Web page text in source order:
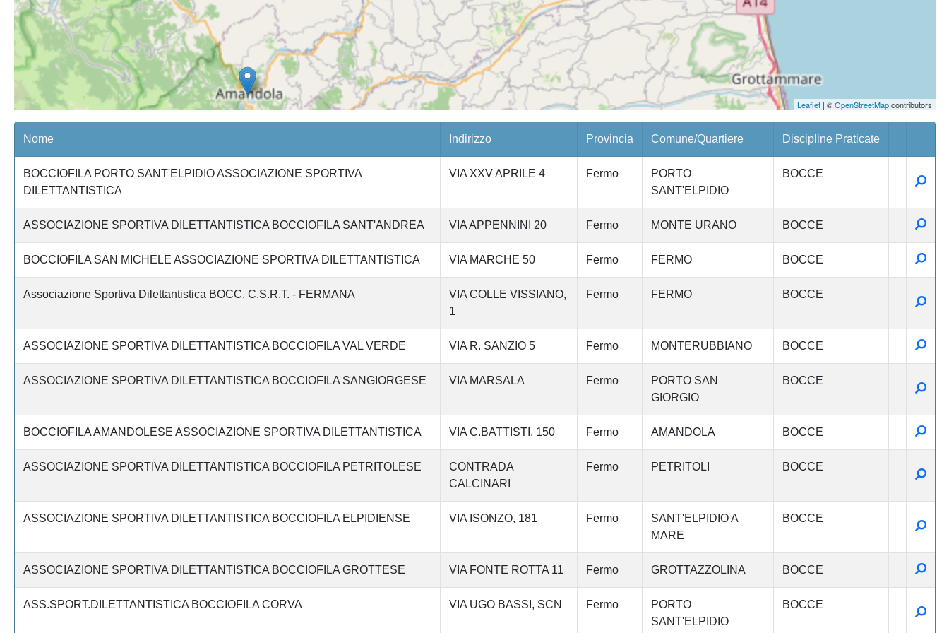
Leaflet| ©OpenStreetMapcontributors
Nome Indirizzo Provincia Comune/Quartiere Discipline Praticate
BOCCIOFILA PORTO SANT'ELPIDIO ASSOCIAZIONE SPORTIVA
DILETTANTISTICA
VIA XXV APRILE 4 Fermo
PORTO
SANT'ELPIDIO
BOCCE
ASSOCIAZIONE SPORTIVA DILETTANTISTICA BOCCIOFILA SANT'ANDREA VIA APPENNINI 20 Fermo MONTE URANO BOCCE
BOCCIOFILA SAN MICHELE ASSOCIAZIONE SPORTIVA DILETTANTISTICA VIA MARCHE 50 Fermo FERMO BOCCE
Associazione Sportiva Dilettantistica BOCC. C.S.R.T. - FERMANA
VIA COLLE VISSIANO,
1
Fermo FERMO BOCCE
ASSOCIAZIONE SPORTIVA DILETTANTISTICA BOCCIOFILA VAL VERDE VIA R. SANZIO 5 Fermo MONTERUBBIANO BOCCE
ASSOCIAZIONE SPORTIVA DILETTANTISTICA BOCCIOFILA SANGIORGESE VIA MARSALA Fermo
PORTO SAN
GIORGIO
BOCCE
BOCCIOFILA AMANDOLESE ASSOCIAZIONE SPORTIVA DILETTANTISTICA VIA C.BATTISTI, 150 Fermo AMANDOLA BOCCE
ASSOCIAZIONE SPORTIVA DILETTANTISTICA BOCCIOFILA PETRITOLESE
CONTRADA
CALCINARI
Fermo PETRITOLI BOCCE
ASSOCIAZIONE SPORTIVA DILETTANTISTICA BOCCIOFILA ELPIDIENSE VIA ISONZO, 181 Fermo
SANT'ELPIDIO A
MARE
BOCCE
ASSOCIAZIONE SPORTIVA DILETTANTISTICA BOCCIOFILA GROTTESE VIA FONTE ROTTA 11 Fermo GROTTAZZOLINA BOCCE
ASS.SPORT.DILETTANTISTICA BOCCIOFILA CORVA VIA UGO BASSI, SCN Fermo
PORTO
SANT'ELPIDIO
BOCCE